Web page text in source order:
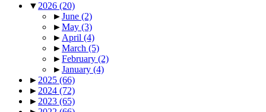
▼2026 (20)
►June (2)
►May (3)
►April (4)
►March (5)
►February (2)
►January (4)
►2025 (66)
►2024 (72)
►2023 (65)